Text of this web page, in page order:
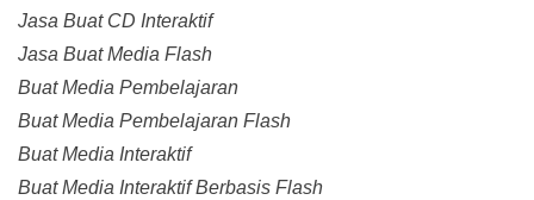
Jasa Buat CD Interaktif
Jasa Buat Media Flash
Buat Media Pembelajaran
Buat Media Pembelajaran Flash
Buat Media Interaktif
Buat Media Interaktif Berbasis Flash